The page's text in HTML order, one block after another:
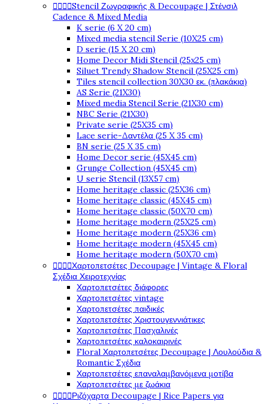
Stencil Ζωγραφικής & Decoupage | Στένσιλ
Cadence & Mixed Media
K serie (6 X 20 cm)
Mixed media stencil Serie (10X25 cm)
D serie (15 X 20 cm)
Home Decor Midi Stencil (25x25 cm)
Siluet Trendy Shadow Stencil (25X25 cm)
Tiles stencil collection 30X30 εκ. (πλακάκια)
AS Serie (21X30)
Mixed media Stencil Serie (21X30 cm)
NBC Serie (21X30)
Private serie (25X35 cm)
Lace serie-Δαντέλα (25 X 35 cm)
BN serie (25 X 35 cm)
Home Decor serie (45X45 cm)
Grunge Collection (45X45 cm)
U serie Stencil (13X57 cm)
Home heritage classic (25X36 cm)
Home heritage classic (45X45 cm)
Home heritage classic (50X70 cm)
Home heritage modern (25X25 cm)
Home heritage modern (25X36 cm)
Home heritage modern (45X45 cm)
Home heritage modern (50X70 cm)
Χαρτοπετσέτες Decoupage | Vintage & Floral
Σχέδια Χειροτεχνίας
Χαρτοπετσέτες διάφορες
Χαρτοπετσέτες vintage
Χαρτοπετσέτες παιδικές
Χαρτοπετσέτες Χριστουγεννιάτικες
Χαρτοπετσέτες Πασχαλινές
Χαρτοπετσέτες καλοκαιρινές
Floral Χαρτοπετσέτες Decoupage | Λουλούδια &
Romantic Σχέδια
Χαρτοπετσέτες επαναλαμβανόμενα μοτίβα
Χαρτοπετσέτες με ζωάκια
Ριζόχαρτα Decoupage | Rice Papers για